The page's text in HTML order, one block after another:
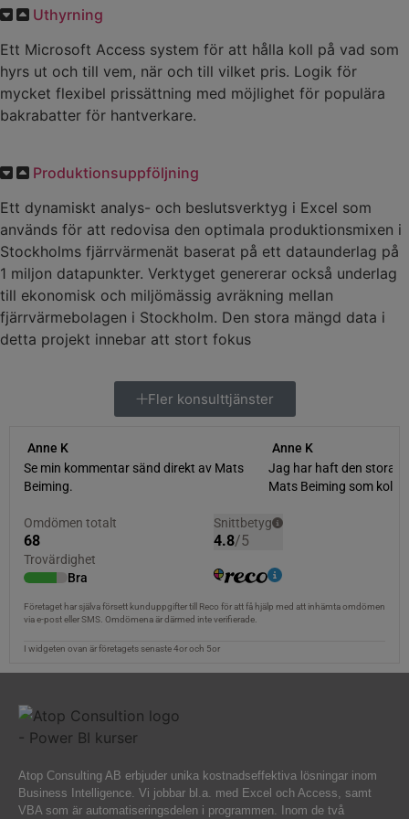
Uthyrning
Ett Microsoft Access system för att hålla koll på vad som
hyrs ut och till vem, när och till vilket pris. Logik för
mycket flexibel prissättning med möjlighet för populära
bakrabatter för hantverkare.
Produktionsuppföljning
Ett dynamiskt analys- och beslutsverktyg i Excel som
används för att redovisa den optimala produktionsmixen i
Stockholms fjärrvärmenät baserat på ett dataunderlag på
1 miljon datapunkter. Verktyget genererar också underlag
till ekonomisk och miljömässig avräkning mellan
fjärrvärmebolagen i Stockholm. Den stora mängd data i
detta projekt innebar att stort fokus
Fler konsulttjänster
Atop Consulting AB erbjuder unika kostnadseffektiva lösningar inom
Business Intelligence. Vi jobbar bl.a. med Excel och Access, samt
VBA som är automatiseringsdelen i programmen. Inom de två